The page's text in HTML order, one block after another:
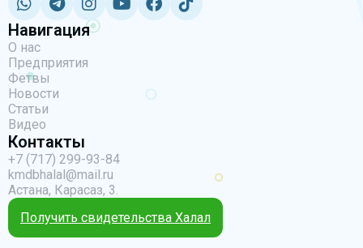
Навигация
О нас
Предприятия
Фетвы
Новости
Статьи
Видео
Контакты
+7 (717) 299-93-84
kmdbhalal@mail.ru
Астана, Карасаз, 3.
Получить свидетельства Халал